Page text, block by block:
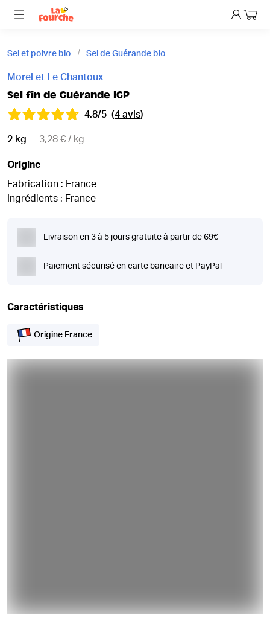
Mon
Sel et poivre bio Sel de Guérande bio
Morel et Le Chantoux
Sel fin de Guérande IGP
4.8/5 (4 avis)
2 kg 3,28 € / kg
Origine
Fabrication : France
Ingrédients : France
Livraison en 3 à 5 jours gratuite à partir de 69€
Paiement sécurisé en carte bancaire et PayPal
Caractéristiques
Origine France